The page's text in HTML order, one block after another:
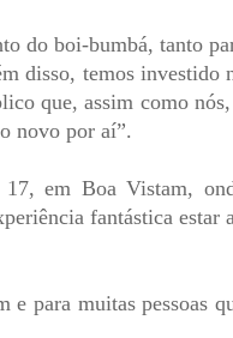
do boi-bumbá, tanto
disso, temos investido
que, assim como
novo por aí”.
em Boa Vistam,
fantástica estar
para muitas pessoas